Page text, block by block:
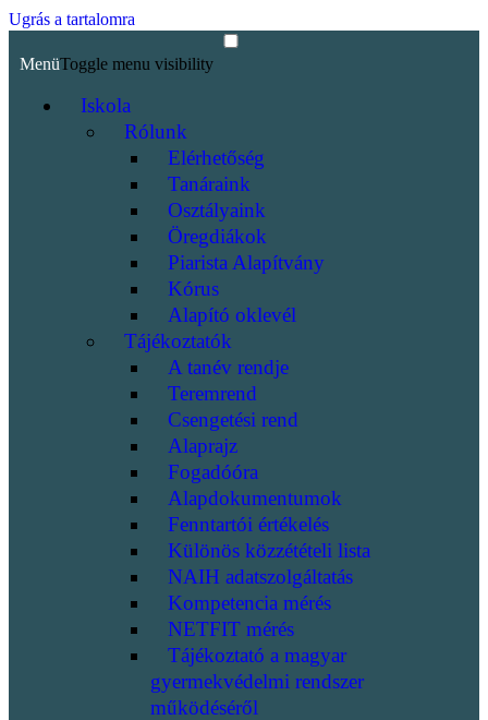
Ugrás a tartalomra
MenüToggle menu visibility
Iskola
Rólunk
Elérhetőség
Tanáraink
Osztályaink
Öregdiákok
Piarista Alapítvány
Kórus
Alapító oklevél
Tájékoztatók
A tanév rendje
Teremrend
Csengetési rend
Alaprajz
Fogadóóra
Alapdokumentumok
Fenntartói értékelés
Különös közzétételi lista
NAIH adatszolgáltatás
Kompetencia mérés
NETFIT mérés
Tájékoztató a magyar
gyermekvédelmi rendszer
működéséről